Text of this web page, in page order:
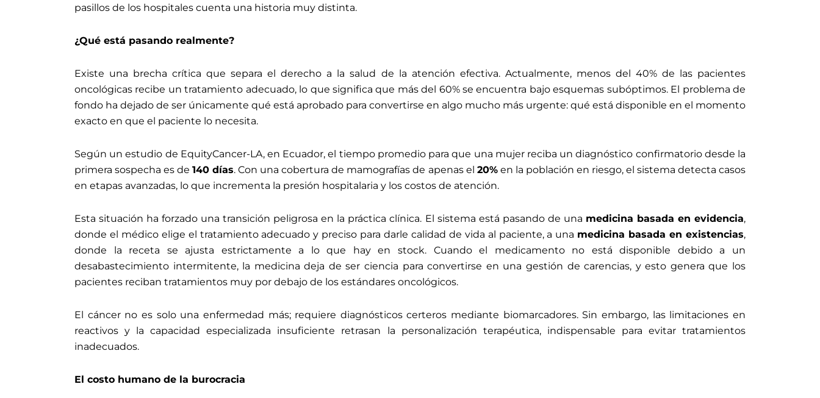
pasillos de los hospitales cuenta una historia muy distinta.
¿Qué está pasando realmente?
Existe una brecha crítica que separa el derecho a la salud de la atención efectiva. Actualmente, menos del 40% de las pacientes
oncológicas recibe un tratamiento adecuado, lo que significa que más del 60% se encuentra bajo esquemas subóptimos. El problema de
fondo ha dejado de ser únicamente qué está aprobado para convertirse en algo mucho más urgente: qué está disponible en el momento
exacto en que el paciente lo necesita.
Según un estudio de EquityCancer-LA, en Ecuador, el tiempo promedio para que una mujer reciba un diagnóstico confirmatorio desde la
primera sospecha es de140 días. Con una cobertura de mamografías de apenas el 20%en la población en riesgo, el sistema detecta casos
en etapas avanzadas, lo que incrementa la presión hospitalaria y los costos de atención.
Esta situación ha forzado una transición peligrosa en la práctica clínica. El sistema está pasando de una medicina basada en evidencia,
donde el médico elige el tratamiento adecuado y preciso para darle calidad de vida al paciente, a una medicina basada en existencias,
donde la receta se ajusta estrictamente a lo que hay en stock. Cuando el medicamento no está disponible debido a un
desabastecimiento intermitente, la medicina deja de ser ciencia para convertirse en una gestión de carencias, y esto genera que los
pacientes reciban tratamientos muy por debajo de los estándares oncológicos.
El cáncer no es solo una enfermedad más; requiere diagnósticos certeros mediante biomarcadores. Sin embargo, las limitaciones en
reactivos y la capacidad especializada insuficiente retrasan la personalización terapéutica, indispensable para evitar tratamientos
inadecuados.
El costo humano de la burocracia